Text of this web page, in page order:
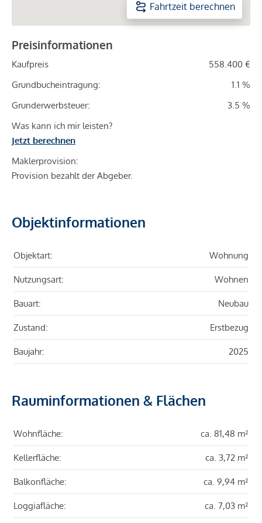
Fahrtzeit berechnen
Preisinformationen
Kaufpreis
558.400 €
Grundbucheintragung:
1.1 %
Grunderwerbsteuer:
3.5 %
Was kann ich mir leisten?
Jetzt berechnen
Maklerprovision:
Provision bezahlt der Abgeber.
Objektinformationen
Objektart: Wohnung
Nutzungsart: Wohnen
Bauart: Neubau
Zustand: Erstbezug
Baujahr: 2025
Rauminformationen & Flächen
Wohnfläche: ca. 81,48 m²
Kellerfläche: ca. 3,72 m²
Balkonfläche: ca. 9,94 m²
Loggiafläche: ca. 7,03 m²